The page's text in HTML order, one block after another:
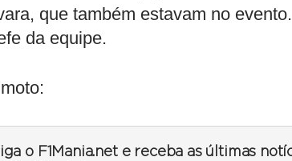
que também estavam no
da equipe.
o F1Mania.net e receba as últimas